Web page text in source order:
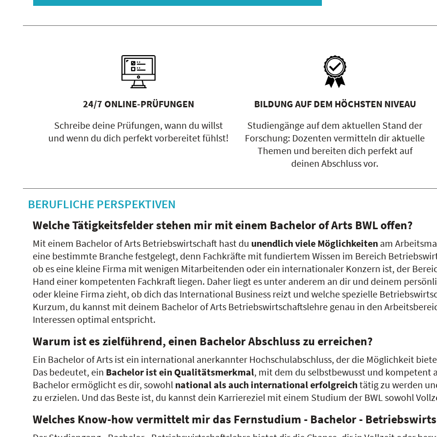
24/7 ONLINE-PRÜFUNGEN
Schreibe deine Prüfungen, wann du willst
und wenn du dich perfekt vorbereitet fühlst!
BILDUNG AUF DEM HÖCHSTEN NIVEAU
Studiengänge auf dem aktuellen Stand der
Forschung: Dozenten vermitteln dir aktuelle
Themen und bereiten dich perfekt auf
deinen Abschluss vor.
BERUFLICHE PERSPEKTIVEN
Welche Tätigkeitsfelder stehen mir mit einem Bachelor of Arts BWL offen?
Mit einem Bachelor of Arts Betriebswirtschaft hast du unendlich viele Möglichkeiten am
eine bestimmte Branche festgelegt, denn Fachkräfte mit fundiertem Wissen im Bereich
ob es eine kleine Firma mit wenigen Mitarbeitenden oder ein internationaler Konzern ist, der
Hand einer kompetenten Fachkraft liegen. Daher liegt es unter anderem an dir und deinem
oder kleine Firma zieht, ob dich das International Business reizt und welche spezielle
Kurzum, du kannst mit deinem Bachelor of Arts Betriebswirtschaftslehre genau in den
Interessen optimal entspricht.
Warum ist es zielführend, einen Bachelor Abschluss zu erreichen?
Ein Bachelor of Arts ist ein international anerkannter Hochschulabschluss, der die Möglichkeit
Das bedeutet, ein Bachelor ist ein Qualitätsmerkmal, mit dem du selbstbewusst und kompetent
Bachelor ermöglicht es dir, sowohl national als auch international erfolgreichtätig zu werden
zu erzielen. Und das Beste ist, du kannst dein Karriereziel mit einem Studium der BWL sowohl
Welches Know-how vermittelt mir das Fernstudium - Bachelor -